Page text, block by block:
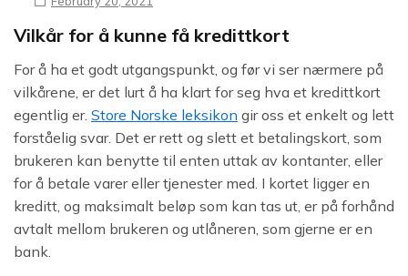
Vilkår for å kunne få kredittkort
For å ha et godt utgangspunkt, og før vi ser nærmere på
vilkårene, er det lurt å ha klart for seg hva et kredittkort
egentlig er. Store Norske leksikon gir oss et enkelt og lett
forståelig svar. Det er rett og slett et betalingskort, som
brukeren kan benytte til enten uttak av kontanter, eller
for å betale varer eller tjenester med. I kortet ligger en
kreditt, og maksimalt beløp som kan tas ut, er på forhånd
avtalt mellom brukeren og utlåneren, som gjerne er en
bank.